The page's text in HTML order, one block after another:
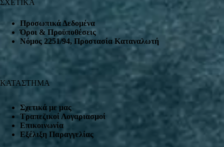
ΣΧΕΤΙΚΑ
Προσωπικά Δεδομένα
Όροι & Προϋποθέσεις
Nόμος 2251/94, Προστασία Καταναλωτή
ΚΑΤΑΣΤΗΜΑ
Σχετικά με μας
Τραπεζικοί Λογαριασμοί
Επικοινωνία
Εξέλιξη Παραγγελίας